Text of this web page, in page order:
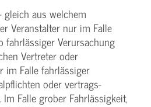
gleich aus welchem
Veranstalter nur im Falle
fahrlässiger Verursachung
Vertreter oder
im Falle fahrlässiger
oder vertrags­
Falle grober Fahrlässigkeit,